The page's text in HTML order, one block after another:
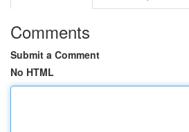
Comments
Submit a Comment
No HTML